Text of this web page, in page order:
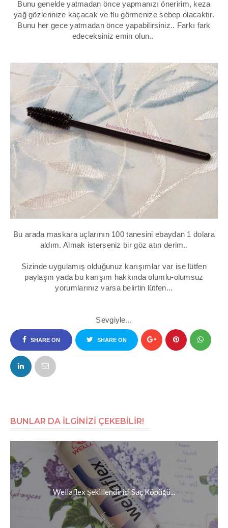
Bunu genelde yatmadan önce yapmanızı öneririm, keza
yağ gözlerinize kaçacak ve flu görmenize sebep olacaktır.
Bunu her gece yatmadan önce yapabilirsiniz.. Farkı fark
edeceksiniz emin olun..
Bu arada maskara uçlarının 100 tanesini ebaydan 1 dolara
aldım. Almak isterseniz bir göz atın derim..
Sizinde uygulamış olduğunuz karışımlar var ise lütfen
paylaşın yada bu karışım hakkında olumlu-olumsuz
yorumlarınız varsa belirtin lütfen...
Sevgiyle...
SHARE ON
FACEBOOK
SHARE ON
BUNLAR DA İLGİNİZİ ÇEKEBİLİR!
Wellaflex Şekillendirici Saç Köpüğü...